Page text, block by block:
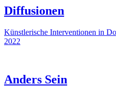
Diffusionen
Künstlerische Interventionen in
2022
Anders Sein